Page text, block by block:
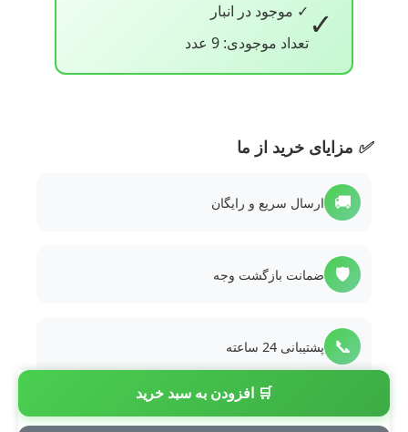
✓ ✓ موجود در انبار
تعداد موجودی: 9 عدد
🛒 افزودن به سبد خرید
✅ مزایای خرید از ما
🚚 ارسال سریع و رایگان
🛡️ ضمانت بازگشت وجه
📞 پشتیبانی 24 ساعته
💳 پرداخت امن